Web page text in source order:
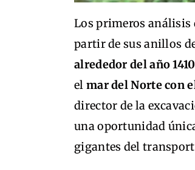
Los primeros
partir de sus anillos
alrededor del año 1410
el mar del Norte con
director de la
una oportunidad
gigantes del